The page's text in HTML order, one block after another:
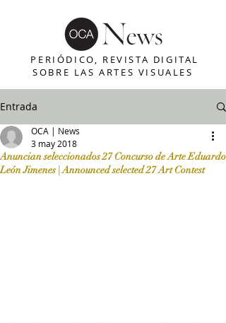
PERIÓDICO, REVISTA DIGITAL
SOBRE LAS ARTES VISUALES
Entrada
Anuncian seleccionados 27 Concurso de Arte Eduardo
León Jimenes | Announced selected 27 Art Contest
OCA | News
3 may 2018